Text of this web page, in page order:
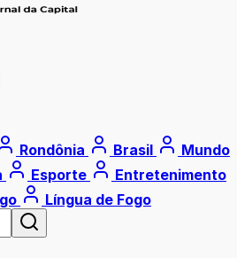
Rondônia Brasil
Mundo
Esporte
Entretenimento
Língua de Fogo